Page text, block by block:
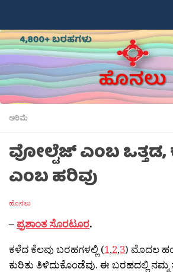
ಅರಿಮೆ
ವೋಲ್ಟೆಜ್ ಎಂಬ
ಎಂಬ ಹರಿವು
ಹೊನಲು
– ಪ್ರಶಾಂತ ಸೊರಟೂರ.
ಕಳೆದ ಕೆಲವು ಬರಹಗಳಲ್ಲಿ (1,2,3) ಮೊದಲ
ಕುರಿತು ತಿಳಿದುಕೊಂಡೆವು. ಈ ಬರಹದಲ್ಲಿ ನಮ್ಮ